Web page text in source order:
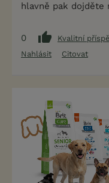
hlavně pak dojděte
0
Kvalitní
Nahlásit
Citovat